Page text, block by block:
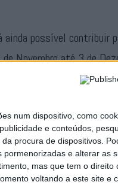
num dispositivo, como
e conteúdos,
procura de dispositivos.
e alterar as
mas que tem o
voltando a este site e
possível contribuir
Novembro até 3 de